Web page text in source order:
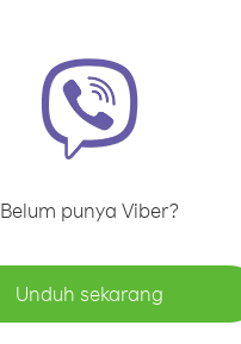
Belum punya Viber?
Unduh sekarang